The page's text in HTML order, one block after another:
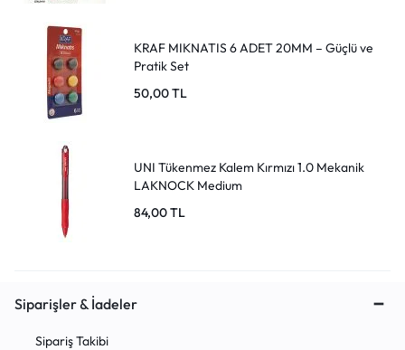
KRAF MIKNATIS 6 ADET 20MM – Güçlü ve
Pratik Set
50,00TL
UNI Tükenmez Kalem Kırmızı 1.0 Mekanik
LAKNOCK Medium
84,00TL
Siparişler & İadeler
Sipariş Takibi